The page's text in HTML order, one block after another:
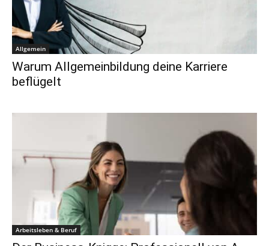
Allgemein
Warum Allgemeinbildung deine Karriere
beflügelt
Arbeitsleben & Beruf